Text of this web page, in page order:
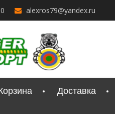
alexros79@yandex.ru
Доставка